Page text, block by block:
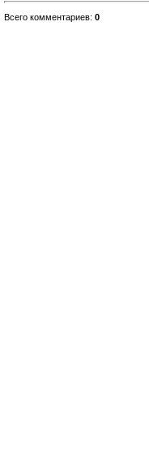
Всего комментариев: 0